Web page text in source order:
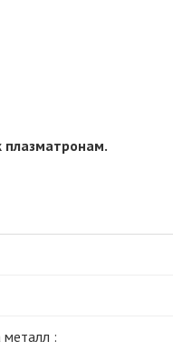
плазматронам.
металл :